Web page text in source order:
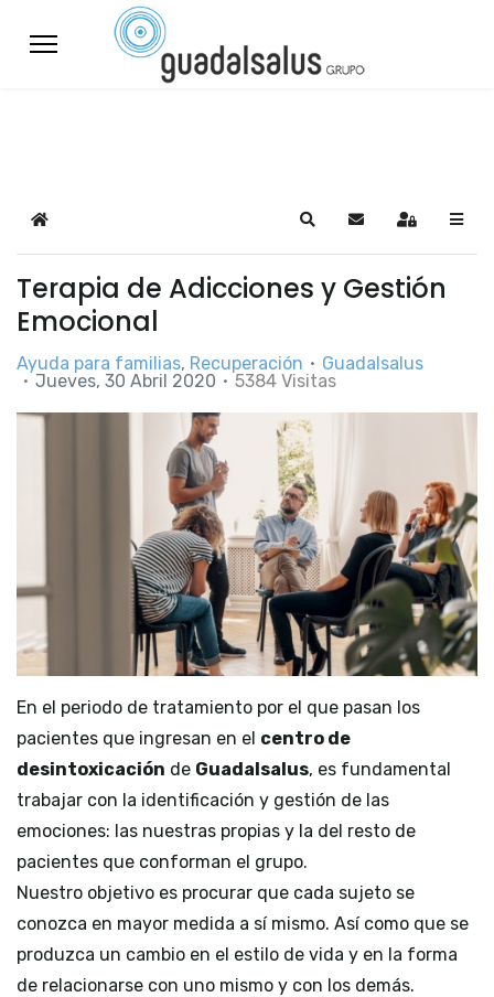
Home SearchSuscribirse a las
Sign In
Terapia de Adicciones y Gestión
Emocional
Ayuda para familias Recuperación
Guadalsalus
Jueves, 30 Abril 2020
5384 Visitas
En el periodo de tratamiento por el que pasan los
pacientes que ingresan en el centro de
desintoxicación de Guadalsalus, es fundamental
trabajar con la identificación y gestión de las
emociones: las nuestras propias y la del resto de
pacientes que conforman el grupo.
Nuestro objetivo es procurar que cada sujeto se
conozca en mayor medida a sí mismo. Así como que se
produzca un cambio en el estilo de vida y en la forma
de relacionarse con uno mismo y con los demás.